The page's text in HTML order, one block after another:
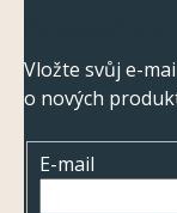
Vložte svůj e-
o nových
E-mail